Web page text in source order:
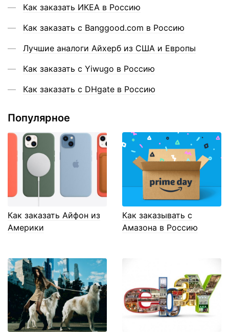
Как заказать ИКЕА в Россию
Как заказать с Banggood.com в Россию
Лучшие аналоги Айхерб из США и Европы
Как заказать с Yiwugo в Россию
Как заказать с DHgate в Россию
Популярное
Как заказать Айфон из
Америки
Как заказывать с
Амазона в Россию